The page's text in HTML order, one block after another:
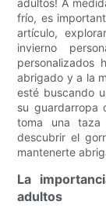
adultos! A
frío, es
artículo,
invierno
personalizados
abrigado y a la
esté buscando
su guardarropa
toma una taza
descubrir el
mantenerte
La
adultos